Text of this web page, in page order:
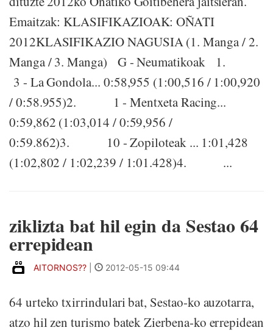
Emaitzak: KLASIFIKAZIOAK: OÑATI
2012KLASIFIKAZIO NAGUSIA (1. Manga / 2.
Manga / 3. Manga) G - Neumatikoak 1.
3 - La Gondola... 0:58,955 (1:00,516 / 1:00,920
/ 0:58.955)2. 1 - Mentxeta Racing...
0:59,862 (1:03,014 / 0:59,956 /
0:59.862)3. 10 - Zopiloteak ... 1:01,428
(1:02,802 / 1:02,239 / 1:01.428)4. ...
ziklizta bat hil egin da Sestao 64
errepidean
AITORNOS?? 2012-05-15 09:44
64 urteko txirrindulari bat, Sestao-ko auzotarra,
atzo hil zen turismo batek Zierbena-ko errepidean